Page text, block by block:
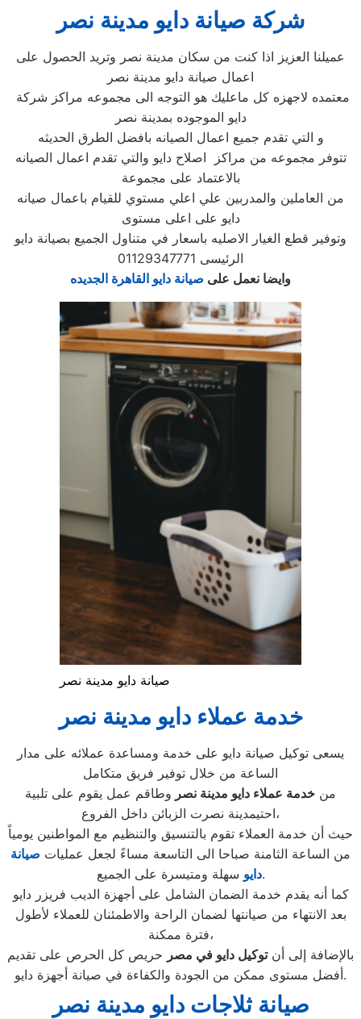
شركة صيانة دايو مدينة نصر
عميلنا العزيز اذا كنت من سكان مدينة نصر وتريد الحصول على
اعمال صيانة دايو مدينة نصر
دايو الموجوده بمدينة نصر
و التي تقدم جميع اعمال الصيانه بافضل الطرق الحديثه
تتوفر مجموعه من مراكز اصلاح دايو والتي تقدم اعمال الصيانه
بالاعتماد على مجموعة
من العاملين والمدربين علي اعلي مستوي للقيام باعمال صيانه
دايو على اعلى مستوى
وتوفير قطع الغيار الاصليه باسعار في متناول الجميع بصيانة دايو
الرئيسى 01129347771
وايضا نعمل على صيانة دايو القاهرة الجديده
صيانة دايو مدينة نصر
خدمة عملاء دايو مدينة نصر
يسعى توكيل صيانة دايو على خدمة ومساعدة عملائه على مدار
الساعة من خلال توفير فريق متكامل
من خدمة عملاء دايو مدينة نصر وطاقم عمل يقوم على تلبية
احتيمدينة نصرت الزبائن داخل الفروع،
حيث أن خدمة العملاء تقوم بالتنسيق والتنظيم مع المواطنين يومياً
من الساعة الثامنة صباحا الى التاسعة مساءً لجعل عمليات صيانة
دايوسهلة ومتيسرة على الجميع.
كما أنه يقدم خدمة الضمان الشامل على أجهزة الديب فريزر دايو
بعد الانتهاء من صيانتها لضمان الراحة والاطمئنان للعملاء لأطول
فترة ممكنة،
بالإضافة إلى أنتوكيل دايو في مصر حريص كل الحرص على تقديم
أفضل مستوى ممكن من الجودة والكفاءة في صيانة أجهزة دايو.
صيانة ثلاجات دايو مدينة نصر